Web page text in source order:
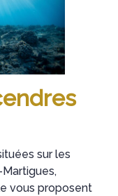
sur les
vous proposent